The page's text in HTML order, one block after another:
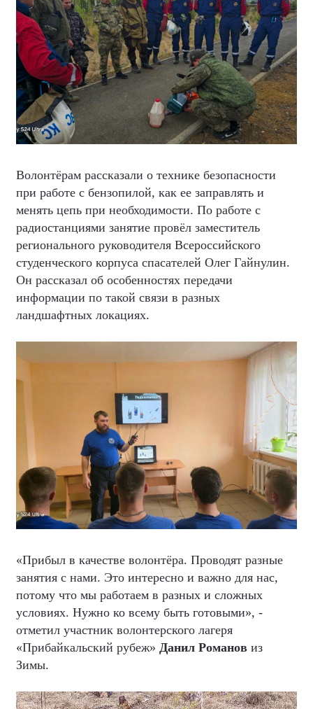
Волонтёрам рассказали о технике безопасности
при работе с бензопилой, как ее заправлять и
менять цепь при необходимости. По работе с
радиостанциями занятие провёл заместитель
регионального руководителя Всероссийского
студенческого корпуса спасателей Олег Гайнулин.
Он рассказал об особенностях передачи
информации по такой связи в разных
ландшафтных локациях.
«Прибыл в качестве волонтёра. Проводят разные
занятия с нами. Это интересно и важно для нас,
потому что мы работаем в разных и сложных
условиях. Нужно ко всему быть готовыми», -
отметил участник волонтерского лагеря
«Прибайкальский рубеж» Данил Романов из
Зимы.